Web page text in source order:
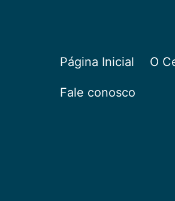
CEPAC
Página Inicial O
Fale conosco